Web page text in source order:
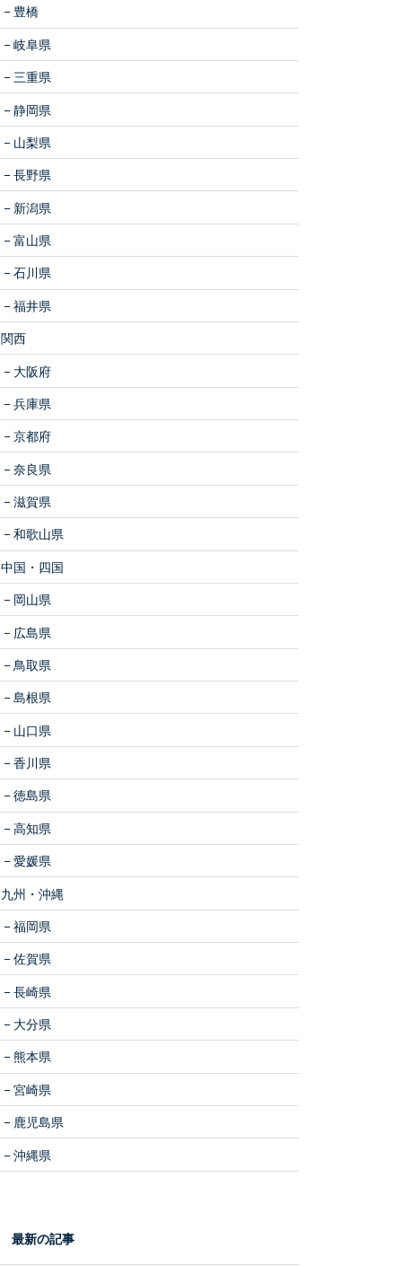
豊橋
岐阜県
三重県
静岡県
山梨県
長野県
新潟県
富山県
石川県
福井県
関西
大阪府
兵庫県
京都府
奈良県
滋賀県
和歌山県
中国・四国
岡山県
広島県
鳥取県
島根県
山口県
香川県
徳島県
高知県
愛媛県
九州・沖縄
福岡県
佐賀県
長崎県
大分県
熊本県
宮崎県
鹿児島県
沖縄県
最新の記事